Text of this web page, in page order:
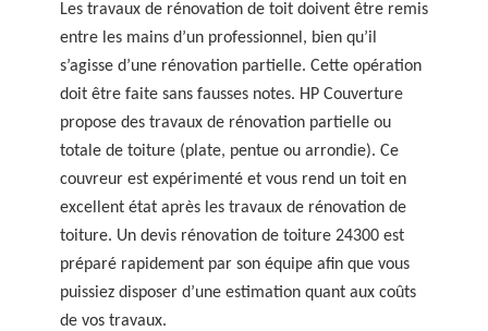
Les travaux de rénovation de toit doivent être remis
entre les mains d’un professionnel, bien qu’il
s’agisse d’une rénovation partielle. Cette opération
doit être faite sans fausses notes. HP Couverture
propose des travaux de rénovation partielle ou
totale de toiture (plate, pentue ou arrondie). Ce
couvreur est expérimenté et vous rend un toit en
excellent état après les travaux de rénovation de
toiture. Un devis rénovation de toiture 24300 est
préparé rapidement par son équipe afin que vous
puissiez disposer d’une estimation quant aux coûts
de vos travaux.